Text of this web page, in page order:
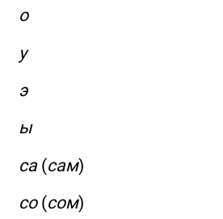
о
у
э
ы
са (сам)
со(сом)